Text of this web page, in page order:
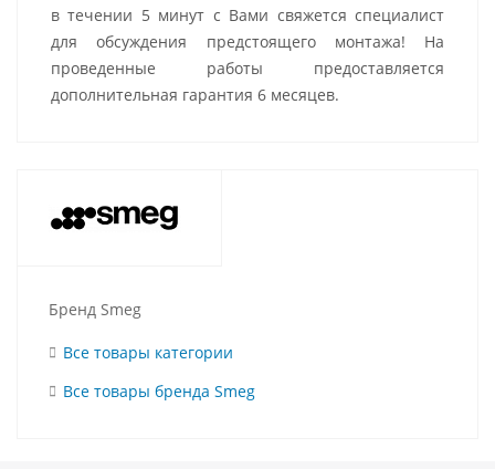
в течении 5 минут с Вами свяжется специалист
для обсуждения предстоящего монтажа! На
проведенные работы предоставляется
дополнительная гарантия 6 месяцев.
Бренд Smeg
Все товары категории
Все товары бренда Smeg